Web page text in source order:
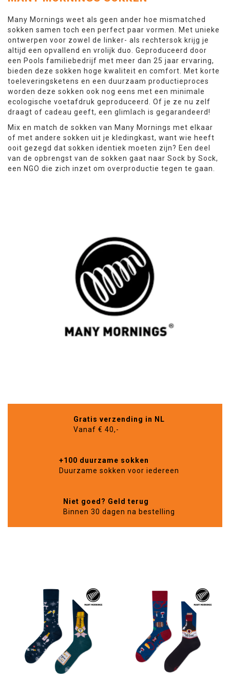
Many Mornings weet als geen ander hoe mismatched
sokken samen toch een perfect paar vormen. Met unieke
ontwerpen voor zowel de linker- als rechtersok krijg je
altijd een opvallend en vrolijk duo. Geproduceerd door
een Pools familiebedrijf met meer dan 25 jaar ervaring,
bieden deze sokken hoge kwaliteit en comfort. Met korte
toeleveringsketens en een duurzaam productieproces
worden deze sokken ook nog eens met een minimale
ecologische voetafdruk geproduceerd. Of je ze nu zelf
draagt of cadeau geeft, een glimlach is gegarandeerd!
Mix en match de sokken van Many Mornings met elkaar
of met andere sokken uit je kledingkast, want wie heeft
ooit gezegd dat sokken identiek moeten zijn? Een deel
van de opbrengst van de sokken gaat naar Sock by Sock,
een NGO die zich inzet om overproductie tegen te gaan.
Gratis verzending in NL
Vanaf € 40,-
+100 duurzame sokken
Duurzame sokken voor iedereen
Niet goed? Geld terug
Binnen 30 dagen na bestelling